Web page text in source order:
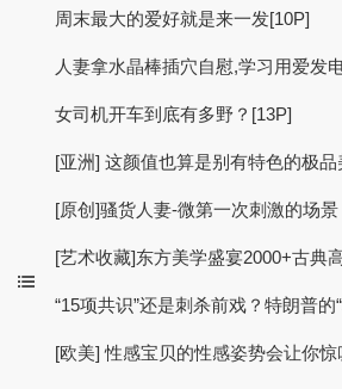
周末最大的爱好就是来一发[10P]
人妻拿水晶棒插穴自慰,学习用爱发
女司机开车到底有多野？[13P]
[亚洲] 这颜值也算是别有特色的极品
[原创]骚货人妻-微第一次刺激的场
[艺术收藏]东方美学盛宴2000+古典
“15项共识”还是刺杀前戏？特朗普的
[欧美] 性感宝贝的性感姿势会让你惊